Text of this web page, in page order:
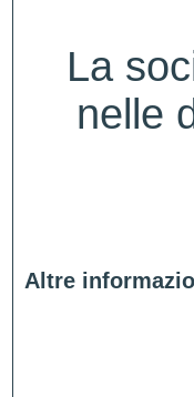
La
nelle
Altre